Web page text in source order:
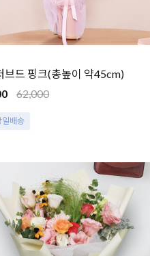
브드 핑크(총높이 약45cm)
62,000
일배송